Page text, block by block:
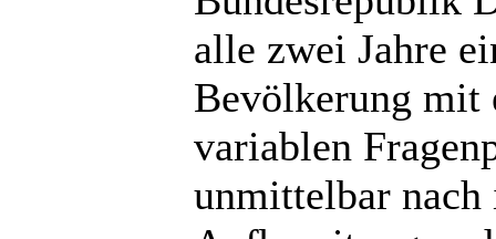
alle zwei Jahre
Bevölkerung mit
variablen
unmittelbar nach